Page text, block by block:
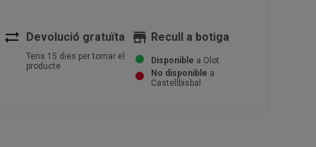
sync_alt Devolució gratuïta
Tens 15 dies per tornar el
producte
store Recull a botiga
Disponible a Olot
No disponible a
Castellbisbal